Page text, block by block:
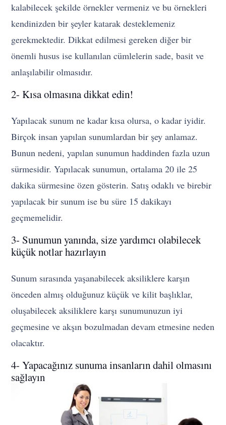
kalabilecek şekilde örnekler vermeniz ve bu örnekleri
kendinizden bir şeyler katarak desteklemeniz
gerekmektedir. Dikkat edilmesi gereken diğer bir
önemli husus ise kullanılan cümlelerin sade, basit ve
anlaşılabilir olmasıdır.
2- Kısa olmasına dikkat edin!
Yapılacak sunum ne kadar kısa olursa, o kadar iyidir.
Birçok insan yapılan sunumlardan bir şey anlamaz.
Bunun nedeni, yapılan sunumun haddinden fazla uzun
sürmesidir. Yapılacak sunumun, ortalama 20 ile 25
dakika sürmesine özen gösterin. Satış odaklı ve birebir
yapılacak bir sunum ise bu süre 15 dakikayı
geçmemelidir.
3- Sunumun yanında, size yardımcı olabilecek
küçük notlar hazırlayın
Sunum sırasında yaşanabilecek aksiliklere karşın
önceden almış olduğunuz küçük ve kilit başlıklar,
oluşabilecek aksiliklere karşı sunumunuzun iyi
geçmesine ve akşın bozulmadan devam etmesine neden
olacaktır.
4- Yapacağınız sunuma insanların dahil olmasını
sağlayın